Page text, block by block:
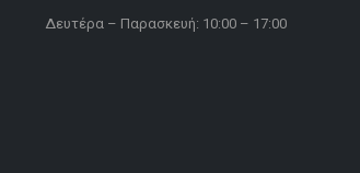
Δευτέρα – Παρασκευή: 10:00 – 17:00